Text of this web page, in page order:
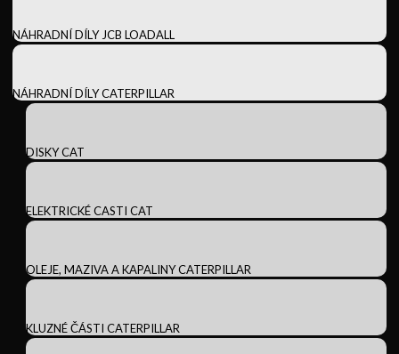
NÁHRADNÍ DÍLY JCB LOADALL
NÁHRADNÍ DÍLY CATERPILLAR
DISKY CAT
ELEKTRICKÉ CASTI CAT
OLEJE, MAZIVA A KAPALINY CATERPILLAR
KLUZNÉ ČÁSTI CATERPILLAR